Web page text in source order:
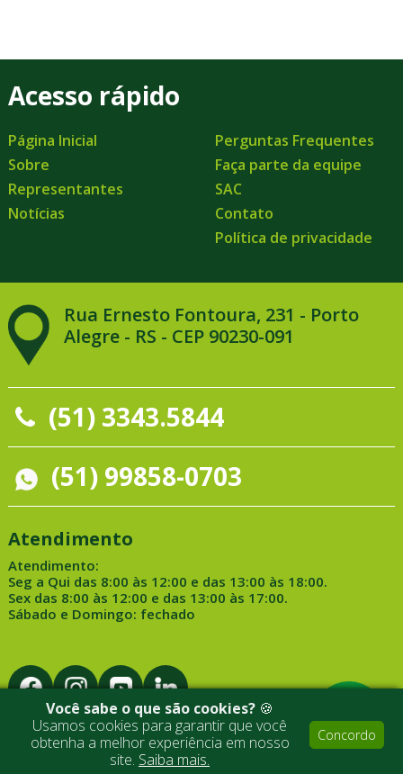
Acesso rápido
Página Inicial
Sobre
Representantes
Notícias
Perguntas Frequentes
Faça parte da equipe
SAC
Contato
Política de privacidade
Rua Ernesto Fontoura, 231 - Porto
Alegre - RS - CEP 90230-091
(51) 3343.5844
(51) 99858-0703
Atendimento
Atendimento:
Seg a Qui das 8:00 às 12:00 e das 13:00 às 18:00.
Sex das 8:00 às 12:00 e das 13:00 às 17:00.
Sábado e Domingo: fechado
Desenvolvido por Medialine
Você sabe o que são cookies? 🍪
Usamos cookies para garantir que você
obtenha a melhor experiência em nosso
site. Saiba mais.
Concordo